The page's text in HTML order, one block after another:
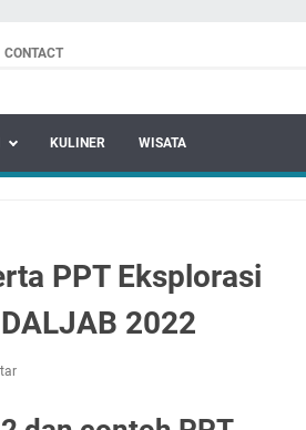
CONTACT
KULINER WISATA
PPT Eksplorasi
2022